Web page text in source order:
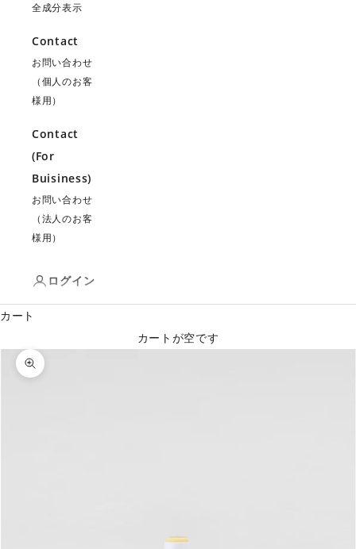
全成分表示
Contact
お問い合わせ
（個人のお客
様用）
Contact
(For
Buisiness)
お問い合わせ
（法人のお客
様用）
ログイン
カート
カートが空です
ズームイン